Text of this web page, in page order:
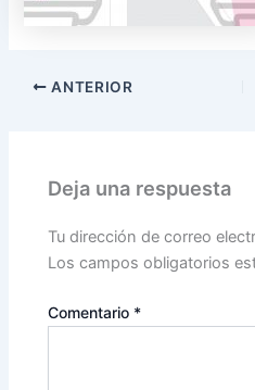
ANTERIOR
Deja una respuesta
Tu dirección de correo
Los campos obligatorios
Comentario *